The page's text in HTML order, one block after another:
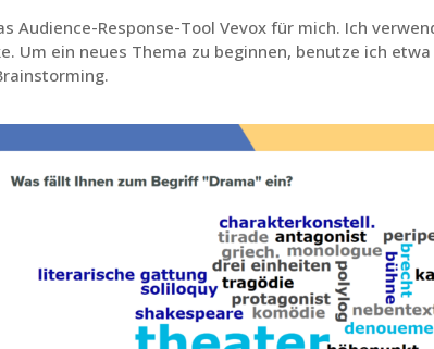
Audience-Response-Tool Vevox für mich. Ich
Um ein neues Thema zu beginnen, benutze ich